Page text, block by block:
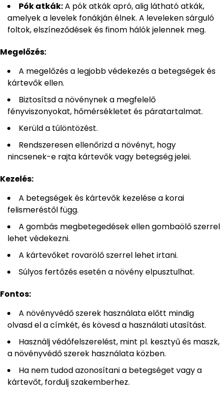
Pók atkák:A pók atkák apró, alig látható atkák,
amelyek a levelek fonákján élnek. A leveleken sárguló
foltok, elszíneződések és finom hálók jelennek meg.
Megelőzés:
A megelőzés a legjobb védekezés a betegségek és
kártevők ellen.
Biztosítsd a növénynek a megfelelő
fényviszonyokat, hőmérsékletet és páratartalmat.
Kerüld a túlöntözést.
Rendszeresen ellenőrizd a növényt, hogy
nincsenek-e rajta kártevők vagy betegség jelei.
Kezelés:
A betegségek és kártevők kezelése a korai
felismeréstől függ.
A gombás megbetegedések ellen gombaölő szerrel
lehet védekezni.
A kártevőket rovarölő szerrel lehet irtani.
Súlyos fertőzés esetén a növény elpusztulhat.
Fontos:
A növényvédő szerek használata előtt mindig
olvasd el a címkét, és kövesd a használati utasítást.
Használj védőfelszerelést, mint pl. kesztyű és maszk,
a növényvédő szerek használata közben.
Ha nem tudod azonosítani a betegséget vagy a
kártevőt, fordulj szakemberhez.